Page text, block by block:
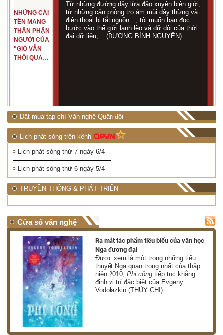
NHỮNG CÁI
TÊN MANG
THÂN PHẬN
NGƯỜI CỦA
"GIÓ VẪN
THỔI QUA
Từ những đường dây lừa đảo xuyên biên giới,
từ những căn phòng trọ ám mùi dây thừng và
điện thoại bị tắt nguồn…, tôi muốn bạn đọc
bước vào thế giới lạnh lẽo và dữ dội của thời
đại dữ liệu,... (DƯƠNG BÌNH NGUYÊN)
Đặt mua tạp chí Văn nghệ Quân đội
Lịch phát sóng trên kênh
Lịch phát sóng thứ 7 ngày 6/4
Lịch phát sóng thứ 6 ngày 5/4
TRUYỀN THÔNG & PHÁT TRIỂN
Cửa sổ văn nghệ
Ra mắt tác phẩm tiêu biểu của văn học
Nga đương đại
Được xem là một trong những tiểu
thuyết Nga quan trọng nhất của thập
niên 2010,Phi công tiếp tục khẳng
định vị trí đặc biệt của Evgeny
Vodolazkin (THÙY CHI)